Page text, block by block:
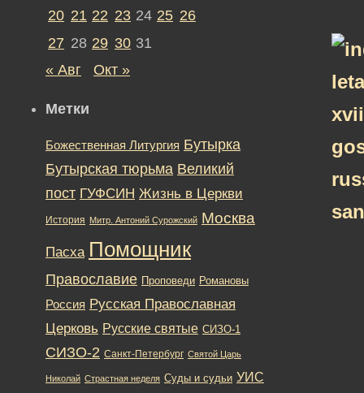
20 21 22 23 24 25 26
27 28 29 30 31
« Авг
Окт »
Метки
Божественная Литургия Бутырка
Бутырская тюрьма Великий
пост ГУФСИН Жизнь в Церкви
История Митр. Антоний Сурожский Москва
Пасха Помощник
Православие Проповеди Романовы
Россия Русская Православная
Церковь Русские святые СИЗО-1
СИЗО-2 Санкт-Петербург Святой Царь
Николай Страстная неделя Суды и судьи УИС